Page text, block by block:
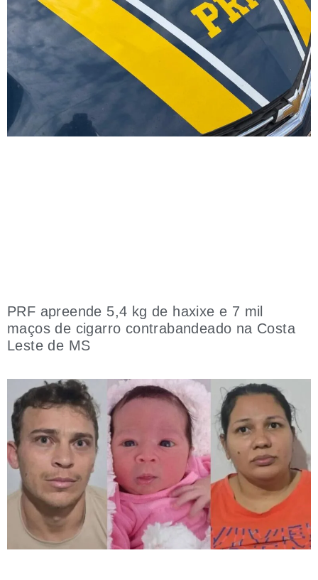
PRF apreende 5,4 kg de haxixe e 7 mil
maços de cigarro contrabandeado na Costa
Leste de MS